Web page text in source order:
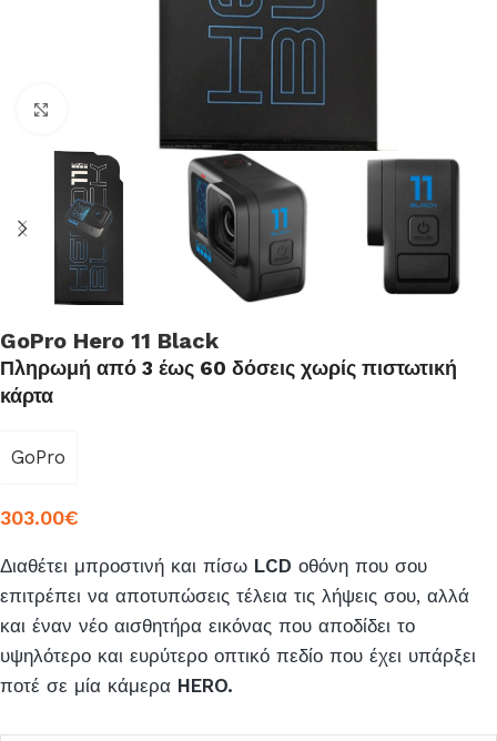
GoPro Hero 11 Black
Πληρωμή από 3 έως 60 δόσεις χωρίς πιστωτική
κάρτα
GoPro
303.00€
Διαθέτει μπροστινή και πίσω LCD οθόνη που σου
επιτρέπει να αποτυπώσεις τέλεια τις λήψεις σου, αλλά
και έναν νέο αισθητήρα εικόνας που αποδίδει το
υψηλότερο και ευρύτερο οπτικό πεδίο που έχει υπάρξει
ποτέ σε μία κάμερα HERO.